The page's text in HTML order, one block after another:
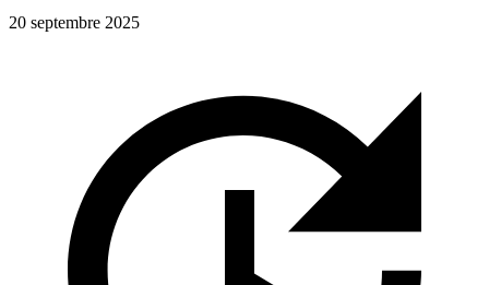
20 septembre 2025